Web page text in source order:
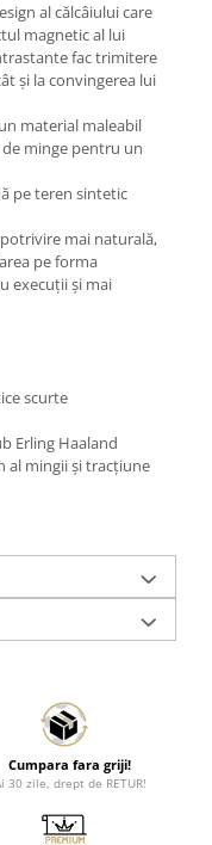
al călcâiului care
magnetic al lui
fac trimitere
și la convingerea lui
material maleabil
minge pentru un
pe teren sintetic
mai naturală,
pe forma
execuții și mai
scurte
Erling Haaland
al mingii și tracțiune
Cumpara fara griji!
30 zile, drept de RETUR!